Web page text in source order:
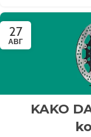
27
АВГ
KAKO